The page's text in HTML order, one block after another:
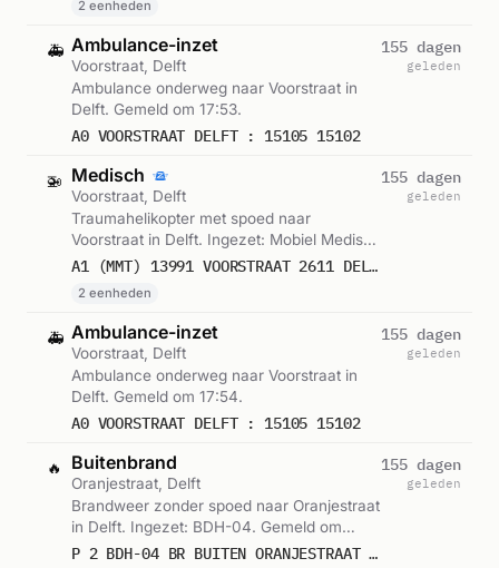
2 eenheden
🚑 Ambulance-inzet
Voorstraat, Delft
Ambulance onderweg naar Voorstraat in
Delft. Gemeld om 17:53.
A0 VOORSTRAAT DELFT : 15105 15102
155 dagen
geleden
🚁 Medisch
Voorstraat, Delft
Traumahelikopter met spoed naar
Voorstraat in Delft. Ingezet: Mobiel Medisch
Team, Traumahelikopter. Gemeld om 17:54.A1 (MMT) 13991 VOORSTRAAT 2611 DELFT 22020;REGIO 15
2 eenheden
155 dagen
geleden
🚑 Ambulance-inzet
Voorstraat, Delft
Ambulance onderweg naar Voorstraat in
Delft. Gemeld om 17:54.
A0 VOORSTRAAT DELFT : 15105 15102
155 dagen
geleden
🔥 Buitenbrand
Oranjestraat, Delft
Brandweer zonder spoed naar Oranjestraat
in Delft. Ingezet: BDH-04. Gemeld om
17:58.
P 2 BDH-04 BR BUITEN ORANJESTRAAT DELFT 155530
155 dagen
geleden